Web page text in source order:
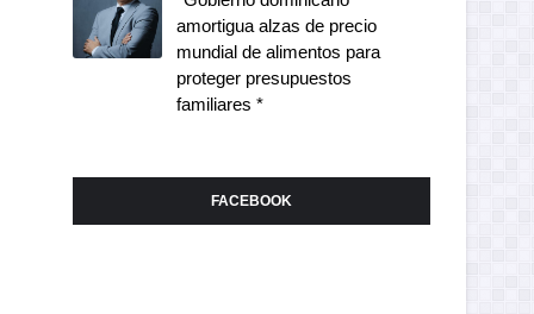
amortigua alzas de precio
mundial de alimentos para
proteger presupuestos
familiares *
FACEBOOK